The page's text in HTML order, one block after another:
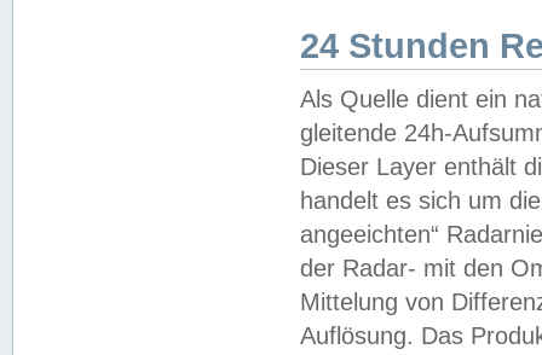
24 Stunden
Als Quelle dient ein
gleitende 24h-
Dieser Layer enthält
handelt es sich um
angeeichten“
der Radar- mit den
Mittelung von
Auflösung. Das